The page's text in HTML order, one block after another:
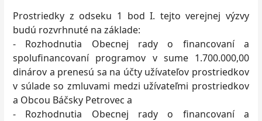
Prostriedky z odseku 1 bod I. tejto verejnej výzvy
budú rozvrhnuté na základe:
- Rozhodnutia Obecnej rady o financovaní a
spolufinancovaní programov v sume 1.700.000,00
dinárov a prenesú sa na účty užívateľov prostriedkov
v súlade so zmluvami medzi užívateľmi prostriedkov
a Obcou Báčsky Petrovec a
- Rozhodnutia Obecnej rady o financovaní a